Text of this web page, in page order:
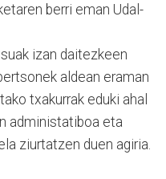
berri eman Udal-
izan daitezkeen
aldean eraman
txakurrak eduki ahal
administatiboa eta
ziurtatzen duen agiria.